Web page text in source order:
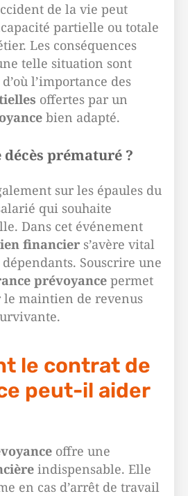
de la vie peut
partielle ou totale
Les conséquences
telle situation sont
l’importance des
offertes par un
bien adapté.
décès prématuré ?
sur les épaules du
qui souhaite
Dans cet événement
financier s’avère vital
Souscrire une
prévoyance permet
maintien de revenus
le contrat de
peut-il aider
offre une
indispensable. Elle
en cas d’arrêt de travail